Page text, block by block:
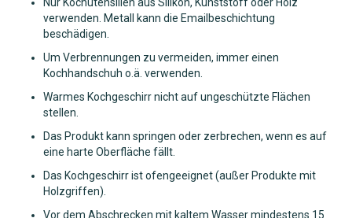
verwenden. Metall kann die Emailbeschichtung
beschädigen.
Um Verbrennungen zu vermeiden, immer einen
Kochhandschuh o.ä. verwenden.
Warmes Kochgeschirr nicht auf ungeschützte Flächen
stellen.
Das Produkt kann springen oder zerbrechen, wenn es auf
eine harte Oberfläche fällt.
Das Kochgeschirr ist ofengeeignet (außer Produkte mit
Holzgriffen).
Vor dem Abschrecken mit kaltem Wasser mindestens 15